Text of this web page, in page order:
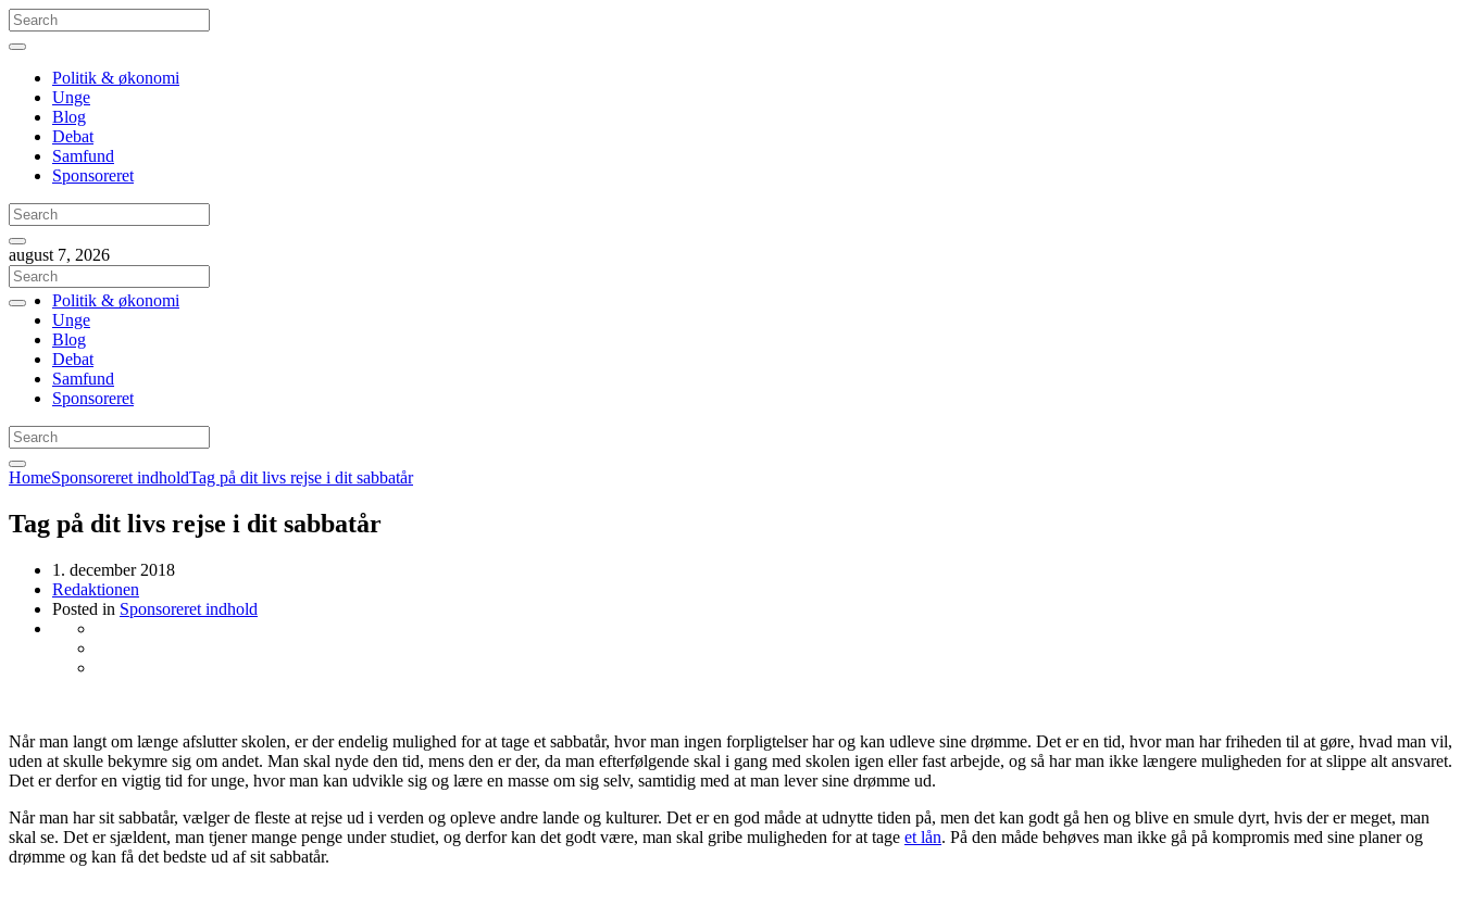
Politik & økonomi
Unge
Blog
Debat
Samfund
Sponsoreret
august 7, 2026
Politik & økonomi
Unge
Blog
Debat
Samfund
Sponsoreret
HomeSponsoreret indholdTag på dit livs rejse i dit sabbatår
Tag på dit livs rejse i dit sabbatår
1. december 2018
Redaktionen
Posted in Sponsoreret indhold
Når man langt om længe afslutter skolen, er der endelig mulighed for at tage et sabbatår, hvor man ingen forpligtelser har og kan udleve sine drømme. Det er en tid, hvor man har friheden til at gøre, hvad man vil,
uden at skulle bekymre sig om andet. Man skal nyde den tid, mens den er der, da man efterfølgende skal i gang med skolen igen eller fast arbejde, og så har man ikke længere muligheden for at slippe alt ansvaret.
Det er derfor en vigtig tid for unge, hvor man kan udvikle sig og lære en masse om sig selv, samtidig med at man lever sine drømme ud.
Når man har sit sabbatår, vælger de fleste at rejse ud i verden og opleve andre lande og kulturer. Det er en god måde at udnytte tiden på, men det kan godt gå hen og blive en smule dyrt, hvis der er meget, man
skal se. Det er sjældent, man tjener mange penge under studiet, og derfor kan det godt være, man skal gribe muligheden for at tage et lån. På den måde behøves man ikke gå på kompromis med sine planer og
drømme og kan få det bedste ud af sit sabbatår.